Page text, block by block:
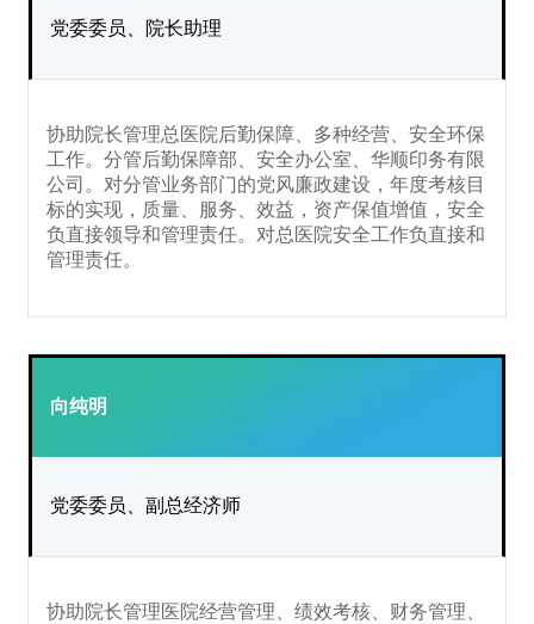
党委委员、院长助理
协助院长管理总医院后勤保障、多种经营、安全环保
工作。分管后勤保障部、安全办公室、华顺印务有限
公司。对分管业务部门的党风廉政建设，年度考核目
标的实现，质量、服务、效益，资产保值增值，安全
负直接领导和管理责任。对总医院安全工作负直接和
管理责任。
向纯明
党委委员、副总经济师
协助院长管理医院经营管理、绩效考核、财务管理、